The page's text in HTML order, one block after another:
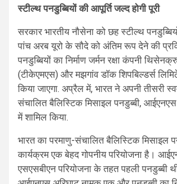
स्टील्थ पनडुब्बियों की आपूर्ति जल्द होगी पूरी
सरकार भारतीय नौसेना को छह स्टील्थ
पांच अरब यूरो के सौदे को अंतिम रूप देने की
पनडुब्बियों का निर्माण जर्मन रक्षा कंपनी
(टीकेएमएस) और मझगांव डॉक शिपबिल्डर्स
किया जाएगा. अप्रैल में, भारत ने अपनी तीसरी
संचालित बैलिस्टिक मिसाइल पनडुब्बी,
में शामिल किया.
भारत का परमाणु-संचालित बैलिस्टिक मिसाइल
कार्यक्रम एक बेहद गोपनीय परियोजना है।
एसएसबीएन परियोजना के तहत पहली पनडुब्बी